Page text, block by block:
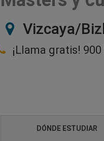
Vizcaya/
¡Llama gratis! 900
DÓNDE ESTUDIAR